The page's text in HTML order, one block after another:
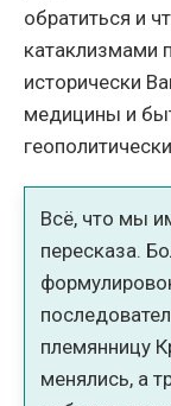
обратиться и
катаклизмами
исторически
медицины и
Всё, что мы
пересказа.
племянницу
менялись, а